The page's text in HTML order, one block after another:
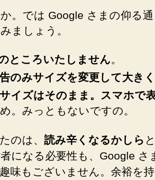
。では Google さまの仰る通
ましょう。
ところいたしません。
のみサイズを変更して大きく
イズはそのまま。スマホで
。みっともないですの。
のは、 読み辛くなるかしら
になる必要性も、Google さ
味もございません。余裕を持